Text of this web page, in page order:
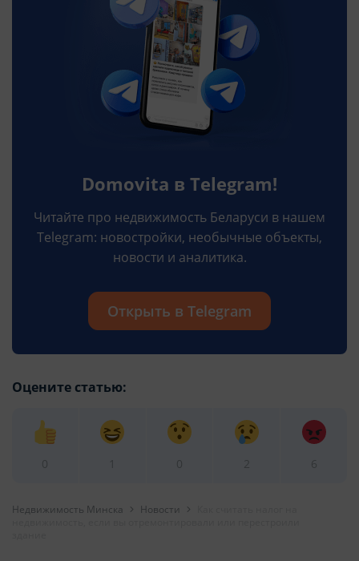
Domovita в Telegram!
Читайте про недвижимость Беларуси в нашем
Telegram: новостройки, необычные объекты,
новости и аналитика.
Открыть в Telegram
Оцените статью:
6
Недвижимость Минска Новости